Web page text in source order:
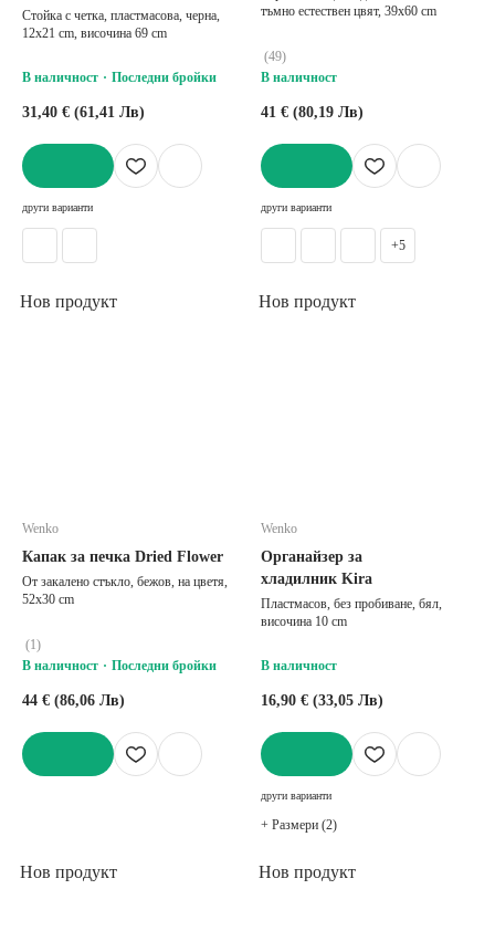
Стойка с четка, пластмасова, черна,
12x21 cm, височина 69 cm
В наличност Последни бройки
31,40 € (61,41 Лв)
други варианти
тъмно естествен цвят, 39x60 cm
(49)
В наличност
41 € (80,19 Лв)
други варианти
+5
Нов продукт
Wenko
Капак за печка Dried Flower
От закалено стъкло, бежов, на цветя,
52x30 cm
(1)
В наличност
Последни бройки
44 € (86,06 Лв)
Нов продукт
Wenko
Органайзер за
хладилник Kira
Пластмасов, без пробиване, бял,
височина 10 cm
В наличност
16,90 € (33,05 Лв)
други варианти
+ Размери (2)
Нов продукт Нов продукт